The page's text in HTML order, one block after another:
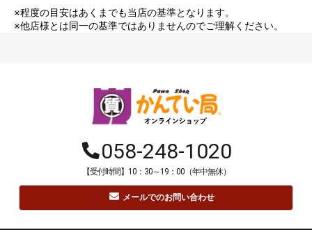
※程度の目安はあくまでも当店の基準となります。
※他店様とは同一の基準ではありませんのでご理解ください。
058-248-1020
【受付時間】10：30～19：00（年中無休）
メールでのお問い合わせ